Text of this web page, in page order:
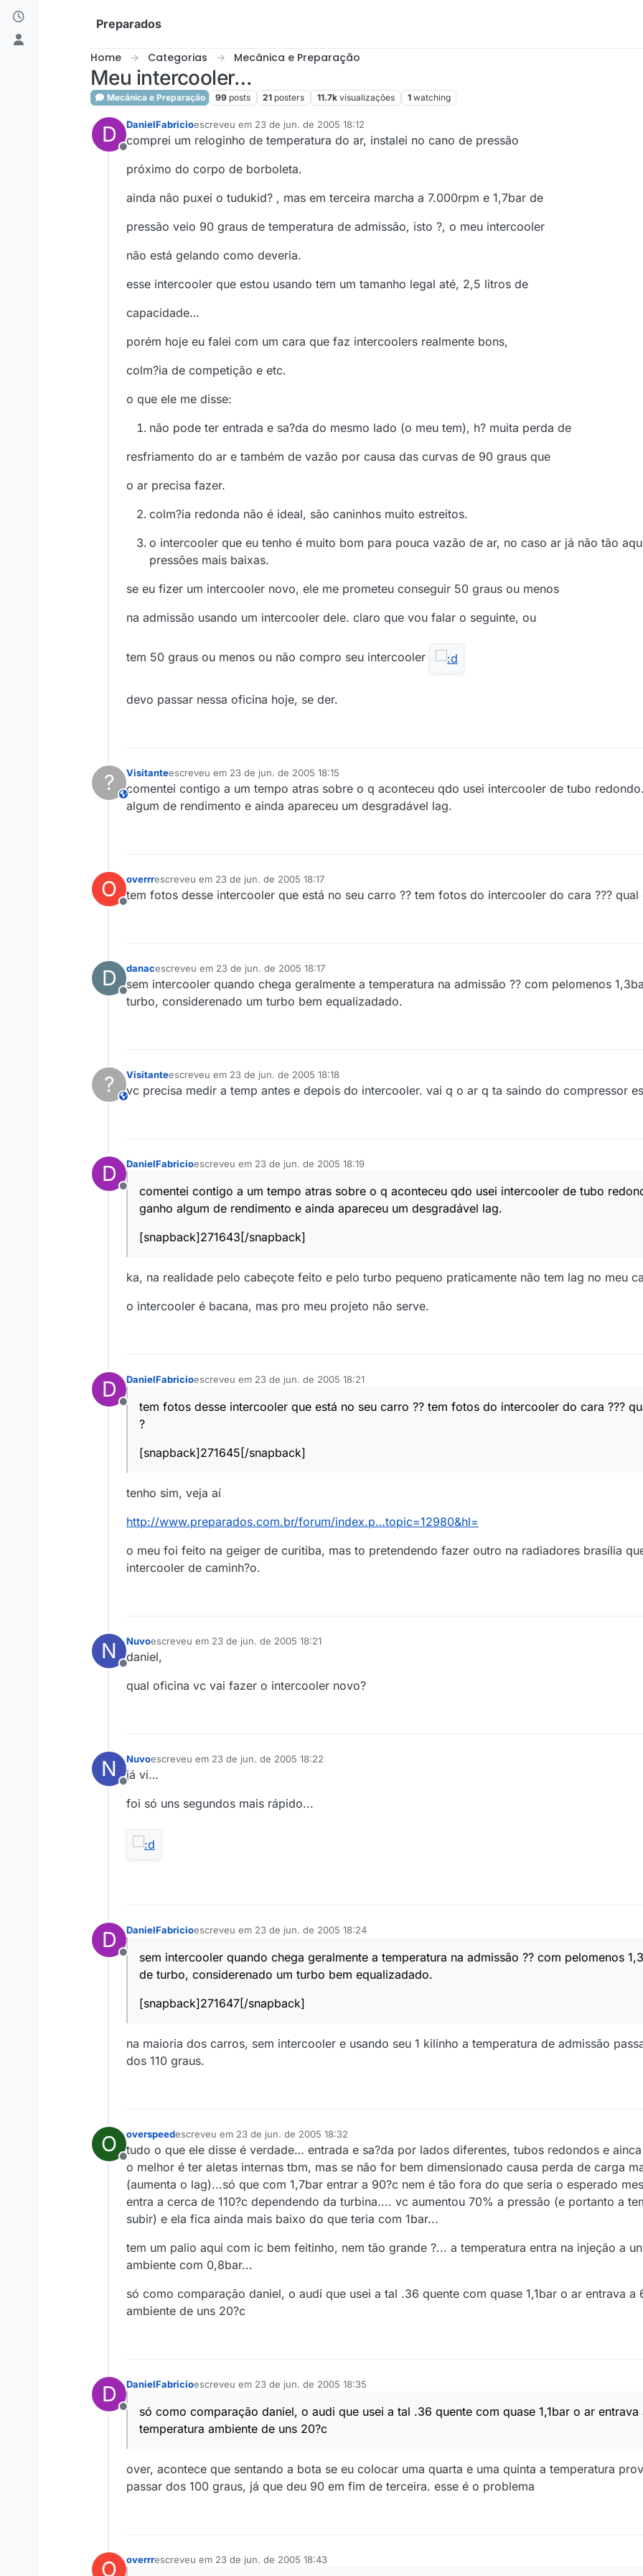
Skip to content
Preparados
Home Categorias Mecânica e Preparação
Meu intercooler…
Mecânica e Preparação 99 posts 21 posters 11.7k visualizações 1 watching
D
Offline
DanielFabricioescreveu em 23 de jun. de 2005 18:12
última edição por
comprei um reloginho de temperatura do ar, instalei no cano de pressão
próximo do corpo de borboleta.
ainda não puxei o tudukid? , mas em terceira marcha a 7.000rpm e 1,7bar de
pressão veio 90 graus de temperatura de admissão, isto ?, o meu intercooler
não está gelando como deveria.
esse intercooler que estou usando tem um tamanho legal até, 2,5 litros de
capacidade…
porém hoje eu falei com um cara que faz intercoolers realmente bons,
colm?ia de competição e etc.
o que ele me disse:
não pode ter entrada e sa?da do mesmo lado (o meu tem), h? muita perda de
resfriamento do ar e também de vazão por causa das curvas de 90 graus que
o ar precisa fazer.
colm?ia redonda não é ideal, são caninhos muito estreitos.
o intercooler que eu tenho é muito bom para pouca vazão de ar, no caso ar já não tão
pressões mais baixas.
se eu fizer um intercooler novo, ele me prometeu conseguir 50 graus ou menos
na admissão usando um intercooler dele. claro que vou falar o seguinte, ou
tem 50 graus ou menos ou não compro seu intercooler
devo passar nessa oficina hoje, se der.
? This user is from outside of this forum
Visitanteescreveu em 23 de jun. de 2005 18:15
última edição por
comentei contigo a um tempo atras sobre o q aconteceu qdo usei intercooler de tubo
algum de rendimento e ainda apareceu um desgradável lag.
O
Offline
overrrescreveu em 23 de jun. de 2005 18:17
última edição por
tem fotos desse intercooler que está no seu carro ?? tem fotos do intercooler do cara ???
D
Offline
danacescreveu em 23 de jun. de 2005 18:17
última edição por
sem intercooler quando chega geralmente a temperatura na admissão ?? com pelomenos
turbo, considerenado um turbo bem equalizadado.
? This user is from outside of this forum
Visitanteescreveu em 23 de jun. de 2005 18:18
última edição por
vc precisa medir a temp antes e depois do intercooler. vai q o ar q ta saindo do compressor
D
Offline
DanielFabricioescreveu em 23 de jun. de 2005 18:19
última edição por
comentei contigo a um tempo atras sobre o q aconteceu qdo usei intercooler de tubo
ganho algum de rendimento e ainda apareceu um desgradável lag.
[snapback]271643[/snapback]
ka, na realidade pelo cabeçote feito e pelo turbo pequeno praticamente não tem lag no meu
o intercooler é bacana, mas pro meu projeto não serve.
D
Offline
DanielFabricioescreveu em 23 de jun. de 2005 18:21
última edição por
tem fotos desse intercooler que está no seu carro ?? tem fotos do intercooler do cara ???
?
[snapback]271645[/snapback]
tenho sim, veja aí
http://www.preparados.com.br/forum/index.p…topic=12980&hl=
o meu foi feito na geiger de curitiba, mas to pretendendo fazer outro na radiadores brasília
intercooler de caminh?o.
N
Offline
Nuvoescreveu em 23 de jun. de 2005 18:21
última edição por
daniel,
qual oficina vc vai fazer o intercooler novo?
N
Offline
Nuvoescreveu em 23 de jun. de 2005 18:22
última edição por
já vi…
foi só uns segundos mais rápido...
D
Offline
DanielFabricioescreveu em 23 de jun. de 2005 18:24
última edição por
sem intercooler quando chega geralmente a temperatura na admissão ?? com pelomenos
de turbo, considerenado um turbo bem equalizadado.
[snapback]271647[/snapback]
na maioria dos carros, sem intercooler e usando seu 1 kilinho a temperatura de admissão
dos 110 graus.
O
Offline
overspeedescreveu em 23 de jun. de 2005 18:32
última edição por
tudo o que ele disse é verdade… entrada e sa?da por lados diferentes, tubos redondos e
o melhor é ter aletas internas tbm, mas se não for bem dimensionado causa perda de carga
(aumenta o lag)...só que com 1,7bar entrar a 90?c nem é tão fora do que seria o esperado
entra a cerca de 110?c dependendo da turbina.... vc aumentou 70% a pressão (e portanto a
subir) e ela fica ainda mais baixo do que teria com 1bar...
tem um palio aqui com ic bem feitinho, nem tão grande ?... a temperatura entra na injeção a
ambiente com 0,8bar...
só como comparação daniel, o audi que usei a tal .36 quente com quase 1,1bar o ar entrava a
ambiente de uns 20?c
D
Offline
DanielFabricioescreveu em 23 de jun. de 2005 18:35
última edição por
só como comparação daniel, o audi que usei a tal .36 quente com quase 1,1bar o ar
temperatura ambiente de uns 20?c
over, acontece que sentando a bota se eu colocar uma quarta e uma quinta a temperatura
passar dos 100 graus, já que deu 90 em fim de terceira. esse é o problema
O overrrescreveu em 23 de jun. de 2005 18:43
última edição por